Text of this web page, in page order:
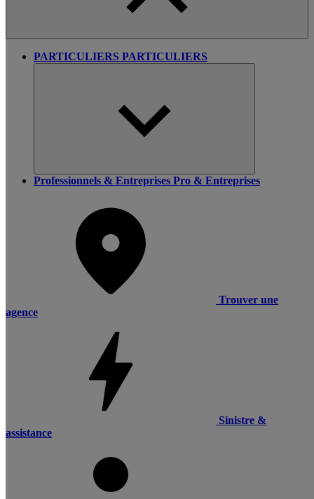
PARTICULIERS PARTICULIERS
Professionnels & Entreprises Pro & Entreprises
Trouver une
agence
Sinistre &
assistance